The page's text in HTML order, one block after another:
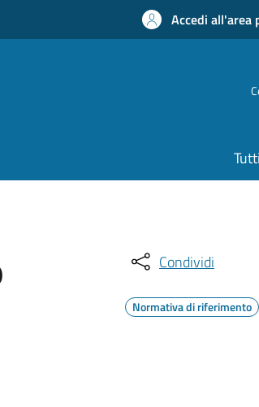
Accedi all'area
Condividi
Normativa di riferimento